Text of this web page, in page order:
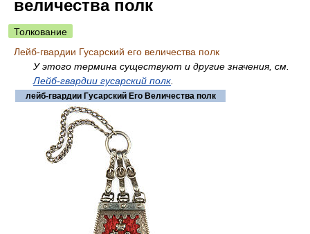
величества полк
Толкование
Лейб-гвардии Гусарский его величества полк
У этого термина существуют и другие значения, см.
Лейб-гвардии гусарский полк
лейб-гвардии Гусарский Его Величества полк